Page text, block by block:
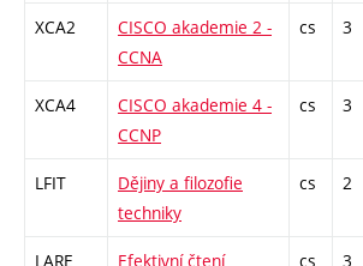
XCA2
CISCO akademie 2 -
CCNA
cs 3
XCA4
CISCO akademie 4 -
CCNP
cs 3
LFIT
Dějiny a filozofie
techniky
cs 2
LARE Efektivní čtení cs 3